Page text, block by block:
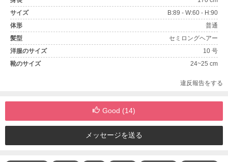
サイズ
B:89 - W:60 - H:90
体形
普通
髪型
セミロングヘアー
洋服のサイズ
10 号
靴のサイズ
24~25 cm
違反報告をする
Good (14)
メッセージを送る